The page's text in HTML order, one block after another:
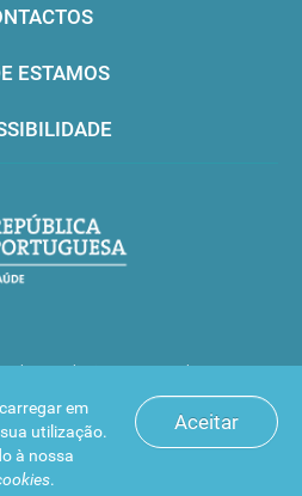
Aceitar
em
utilização.
à nossa
.
ESTAMOS
os direitos reservados